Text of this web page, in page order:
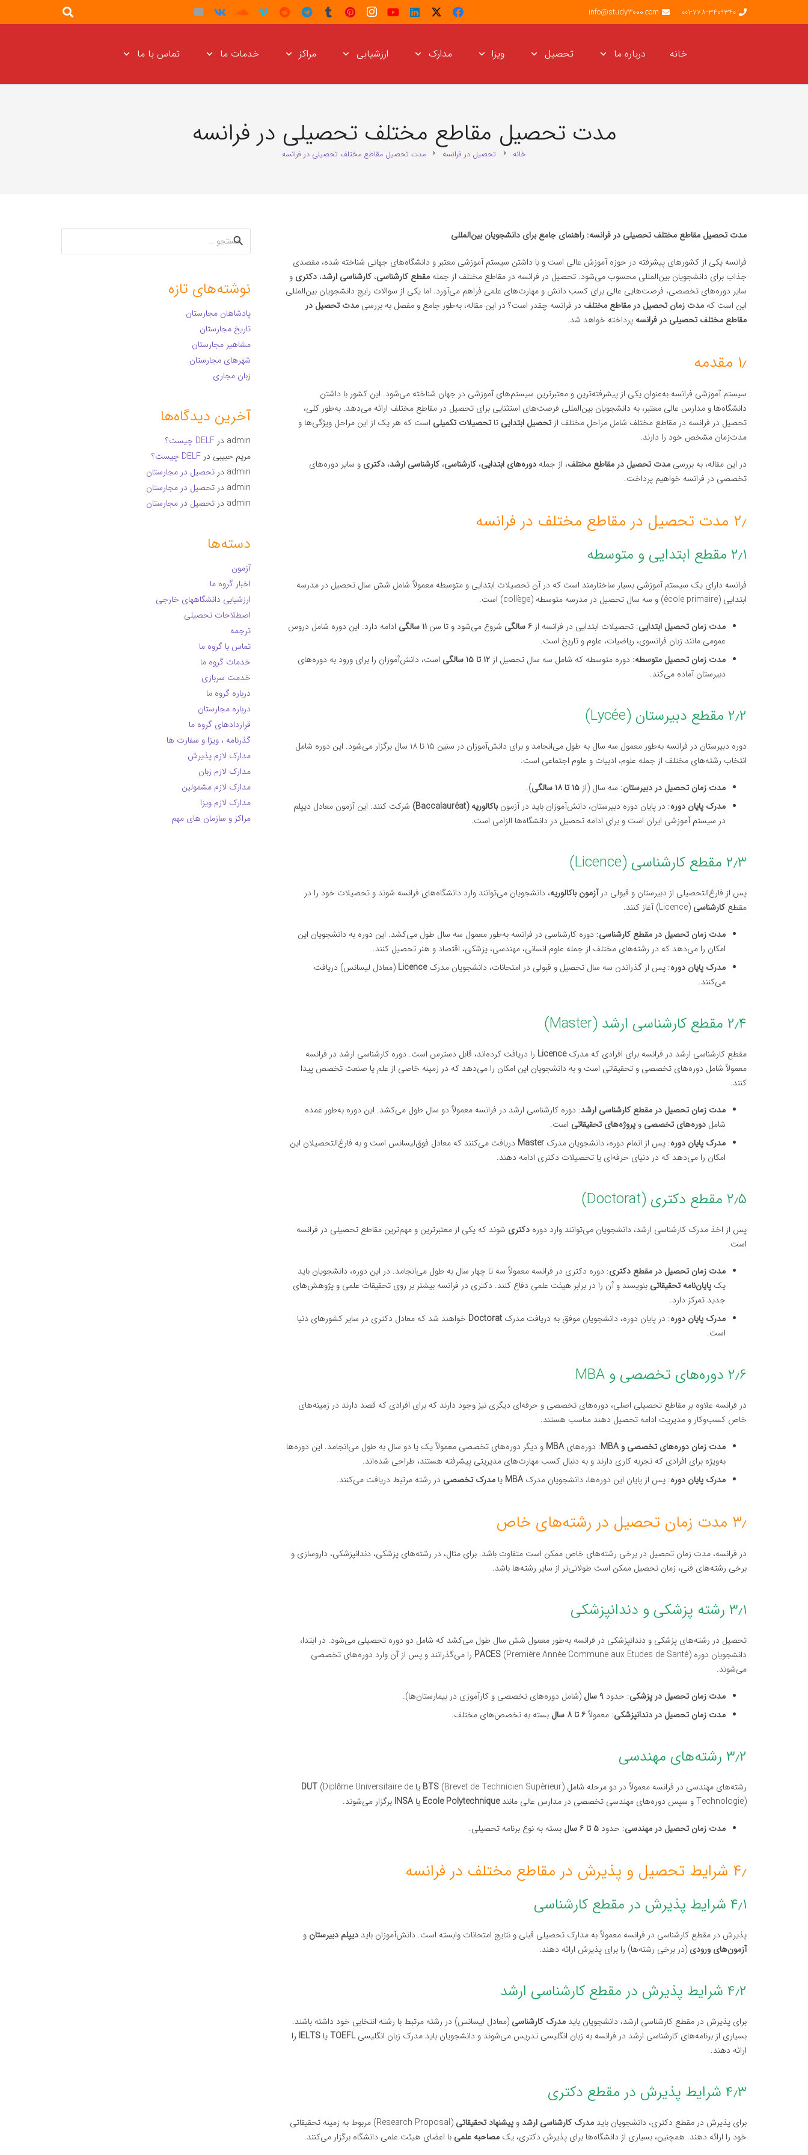
001-778-3409340
info@study3000.com
خانه درباره ما تحصیل ویزا مدارک ارزشیابی مراکز خدمات ما تماس با ما
مدت تحصیل مقاطع مختلف تحصیلی در فرانسه
خانه chevron_right تحصیل در فرانسه chevron_right مدت تحصیل مقاطع مختلف تحصیلی در فرانسه
مدت تحصیل مقاطع مختلف تحصیلی در فرانسه: راهنمای جامع برای دانشجویان بین‌المللی
فرانسه یکی از کشورهای پیشرفته در حوزه آموزش عالی است و با داشتن سیستم آموزشی معتبر و دانشگاه‌های جهانی شناخته شده، مقصدی
جذاب برای دانشجویان بین‌المللی محسوب می‌شود. تحصیل در فرانسه در مقاطع مختلف از جمله مقطع کارشناسی، کارشناسی ارشد، دکتری و
سایر دوره‌های تخصصی، فرصت‌هایی عالی برای کسب دانش و مهارت‌های علمی فراهم می‌آورد. اما یکی از سوالات رایج دانشجویان بین‌المللی
این است که مدت زمان تحصیل در مقاطع مختلف در فرانسه چقدر است؟ در این مقاله، به‌طور جامع و مفصل به بررسی مدت تحصیل در
مقاطع مختلف تحصیلی در فرانسه پرداخته خواهد شد.
۱٫ مقدمه
سیستم آموزشی فرانسه به‌عنوان یکی از پیشرفته‌ترین و معتبرترین سیستم‌های آموزشی در جهان شناخته می‌شود. این کشور با داشتن
دانشگاه‌ها و مدارس عالی معتبر، به دانشجویان بین‌المللی فرصت‌های استثنایی برای تحصیل در مقاطع مختلف ارائه می‌دهد. به‌طور کلی،
تحصیل در فرانسه در مقاطع مختلف شامل مراحل مختلف از تحصیل ابتدایی تا تحصیلات تکمیلی است که هر یک از این مراحل ویژگی‌ها و
مدت‌زمان مشخص خود را دارند.
در این مقاله، به بررسی مدت تحصیل در مقاطع مختلف، از جمله دوره‌های ابتدایی، کارشناسی، کارشناسی ارشد، دکتری و سایر دوره‌های
تخصصی در فرانسه خواهیم پرداخت.
۲٫ مدت تحصیل در مقاطع مختلف در فرانسه
۲٫۱ مقطع ابتدایی و متوسطه
فرانسه دارای یک سیستم آموزشی بسیار ساختارمند است که در آن تحصیلات ابتدایی و متوسطه معمولاً شامل شش سال تحصیل در مدرسه
ابتدایی (école primaire) و سه سال تحصیل در مدرسه متوسطه (collège) است.
مدت زمان تحصیل ابتدایی: تحصیلات ابتدایی در فرانسه از ۶ سالگی شروع می‌شود و تا سن ۱۱ سالگی
ادامه دارد. این دوره شامل دروس
عمومی مانند زبان فرانسوی، ریاضیات، علوم و تاریخ است.
مدت زمان تحصیل متوسطه: دوره متوسطه که شامل سه سال تحصیل از ۱۲ تا ۱۵ سالگی
است، دانش‌آموزان را برای ورود به دوره‌های
دبیرستان آماده می‌کند.
۲٫۲ مقطع دبیرستان (Lycée)
دوره دبیرستان در فرانسه به‌طور معمول سه سال به طول می‌انجامد و برای دانش‌آموزان در سنین ۱۵ تا ۱۸ سال برگزار می‌شود. این دوره شامل
انتخاب رشته‌های مختلف از جمله علوم، ادبیات و علوم اجتماعی است.
مدت زمان تحصیل در دبیرستان: سه سال (از ۱۵ تا ۱۸ سالگی
).
مدرک پایان دوره: در پایان دوره دبیرستان، دانش‌آموزان باید در آزمونباکالوریه (Baccalauréat)
شرکت کنند. این آزمون معادل دیپلم
در سیستم آموزشی ایران است و برای ادامه تحصیل در دانشگاه‌ها الزامی است.
۲٫۳ مقطع کارشناسی (Licence)
پس از فارغ‌التحصیلی از دبیرستان و قبولی درآزمون باکالوریه، دانشجویان می‌توانند وارد دانشگاه‌های فرانسه شوند و تحصیلات خود را در
مقطع کارشناسی (Licence) آغاز کنند.
مدت زمان تحصیل در مقطع کارشناسی: دوره کارشناسی در فرانسه به‌طور معمول سه سال طول می‌کشد. این دوره به دانشجویان این
امکان را می‌دهد که در رشته‌های مختلف از جمله علوم انسانی، مهندسی، پزشکی، اقتصاد و هنر تحصیل کنند.
مدرک پایان دوره: پس از گذراندن سه سال تحصیل و قبولی در امتحانات، دانشجویان مدرکLicence (معادل لیسانس) دریافت
می‌کنند.
۲٫۴ مقطع کارشناسی ارشد (Master)
مقطع کارشناسی ارشد در فرانسه برای افرادی که مدرکLicence را دریافت کرده‌اند، قابل دسترس است. دوره کارشناسی ارشد در فرانسه
معمولاً شامل دوره‌های تخصصی و تحقیقاتی است و به دانشجویان این امکان را می‌دهد که در زمینه خاصی از علم یا صنعت تخصص پیدا
کنند.
مدت زمان تحصیل در مقطع کارشناسی ارشد: دوره کارشناسی ارشد در فرانسه معمولاً دو سال طول می‌کشد. این دوره به‌طور عمده
شامل دوره‌های تخصصی و پروژه‌های تحقیقاتی است.
مدرک پایان دوره: پس از اتمام دوره، دانشجویان مدرک Master دریافت می‌کنند که معادل فوق‌لیسانس است و به فارغ‌التحصیلان این
امکان را می‌دهد که در دنیای حرفه‌ای یا تحصیلات دکتری ادامه دهند.
۲٫۵ مقطع دکتری (Doctorat)
پس از اخذ مدرک کارشناسی ارشد، دانشجویان می‌توانند وارد دوره دکتری شوند که یکی از معتبرترین و مهم‌ترین مقاطع تحصیلی در فرانسه
است.
مدت زمان تحصیل در مقطع دکتری: دوره دکتری در فرانسه معمولاً سه تا چهار سال به طول می‌انجامد. در این دوره، دانشجویان باید
یک پایان‌نامه تحقیقاتی بنویسند و آن را در برابر هیئت علمی دفاع کنند. دکتری در فرانسه بیشتر بر روی تحقیقات علمی و پژوهش‌های
جدید تمرکز دارد.
مدرک پایان دوره: در پایان دوره، دانشجویان موفق به دریافت مدرک Doctorat خواهند شد که معادل دکتری در سایر کشورهای دنیا
است.
۲٫۶ دوره‌های تخصصی و MBA
در فرانسه علاوه بر مقاطع تحصیلی اصلی، دوره‌های تخصصی و حرفه‌ای دیگری نیز وجود دارند که برای افرادی که قصد دارند در زمینه‌های
خاص کسب‌وکار و مدیریت ادامه تحصیل دهند مناسب هستند.
مدت زمان دوره‌های تخصصی و MBA : دوره‌های MBA و دیگر دوره‌های تخصصی معمولاً یک یا دو سال به طول می‌انجامد. این دوره‌ها
به‌ویژه برای افرادی که تجربه کاری دارند و به دنبال کسب مهارت‌های مدیریتی پیشرفته هستند، طراحی شده‌اند.
مدرک پایان دوره: پس از پایان این دوره‌ها، دانشجویان مدرک MBA یا مدرک تخصصی در رشته مرتبط دریافت می‌کنند.
۳٫ مدت زمان تحصیل در رشته‌های خاص
در فرانسه، مدت زمان تحصیل در برخی رشته‌های خاص ممکن است متفاوت باشد. برای مثال، در رشته‌های پزشکی، دندانپزشکی، داروسازی و
برخی رشته‌های فنی، زمان تحصیل ممکن است طولانی‌تر از سایر رشته‌ها باشد.
۳٫۱ رشته پزشکی و دندانپزشکی
تحصیل در رشته‌های پزشکی و دندانپزشکی در فرانسه به‌طور معمول شش سال طول می‌کشد که شامل دو دوره تحصیلی می‌شود. در ابتدا،
دانشجویان دوره
PACES (Première Année Commune aux Etudes de Santé) را می‌گذرانند و پس از آن وارد دوره‌های تخصصی
می‌شوند.
مدت زمان تحصیل در پزشکی: حدود ۹ سال
(شامل دوره‌های تخصصی و کارآموزی در بیمارستان‌ها).
مدت زمان تحصیل در دندانپزشکی: معمولاً۶ تا ۸ سال بسته به تخصص‌های مختلف.
۳٫۲ رشته‌های مهندسی
رشته‌های مهندسی در فرانسه معمولاً در دو مرحله شامل BTS (Brevet de Technicien Supérieur) یا DUT (Diplôme Universitaire de
Technologie) و سپس دوره‌های مهندسی تخصصی در مدارس عالی مانند
École Polytechnique یا INSA برگزار می‌شوند.
مدت زمان تحصیل در مهندسی: حدود ۵ تا ۶ سال بسته به نوع برنامه تحصیلی.
۴٫ شرایط تحصیل و پذیرش در مقاطع مختلف در فرانسه
۴٫۱ شرایط پذیرش در مقطع کارشناسی
پذیرش در مقطع کارشناسی در فرانسه معمولاً به مدارک تحصیلی قبلی و نتایج امتحانات وابسته است. دانش‌آموزان باید دیپلم دبیرستان و
آزمون‌های ورودی (در برخی رشته‌ها) را برای پذیرش ارائه دهند.
۴٫۲ شرایط پذیرش در مقطع کارشناسی ارشد
برای پذیرش در مقطع کارشناسی ارشد، دانشجویان باید مدرک کارشناسی (معادل لیسانس) در رشته مرتبط با رشته انتخابی خود داشته باشند.
بسیاری از برنامه‌های کارشناسی ارشد در فرانسه به زبان انگلیسی تدریس می‌شوند و دانشجویان باید مدرک زبان انگلیسیTOEFLیا IELTS را
ارائه دهند.
۴٫۳ شرایط پذیرش در مقطع دکتری
برای پذیرش در مقطع دکتری، دانشجویان باید مدرک کارشناسی ارشدو پیشنهاد تحقیقاتی
(Research Proposal) مربوط به زمینه تحقیقاتی
خود را ارائه دهند. همچنین، بسیاری از دانشگاه‌ها برای پذیرش دکتری، یک مصاحبه علمی با اعضای هیئت علمی دانشگاه برگزار می‌کنند.
جستجو
برای:
نوشته‌های تازه
پادشاهان مجارستان
تاریخ مجارستان
مشاهیر مجارستان
شهرهای مجارستان
زبان مجاری
آخرین دیدگاه‌ها
admin در DELF چیست؟
مریم حبیبی در DELF چیست؟
admin در تحصیل در مجارستان
admin در تحصیل در مجارستان
admin در تحصیل در مجارستان
دسته‌ها
آزمون
اخبار گروه ما
ارزشیابی دانشگاههای خارجی
اصطلاحات تحصیلی
ترجمه
تماس با گروه ما
خدمات گروه ما
خدمت سربازی
درباره گروه ما
درباره مجارستان
قراردادهای گروه ما
گذرنامه ، ویزا و سفارت ها
مدارک لازم پذیرش
مدارک لازم زبان
مدارک لازم مشمولین
مدارک لازم ویزا
مراکز و سازمان های مهم